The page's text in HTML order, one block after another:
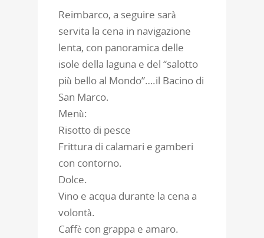
Reimbarco, a seguire sarà
servita la cena in navigazione
lenta, con panoramica delle
isole della laguna e del “salotto
più bello al Mondo”….il Bacino di
San Marco.
Menù:
Risotto di pesce
Frittura di calamari e gamberi
con contorno.
Dolce.
Vino e acqua durante la cena a
volontà.
Caffè con grappa e amaro.